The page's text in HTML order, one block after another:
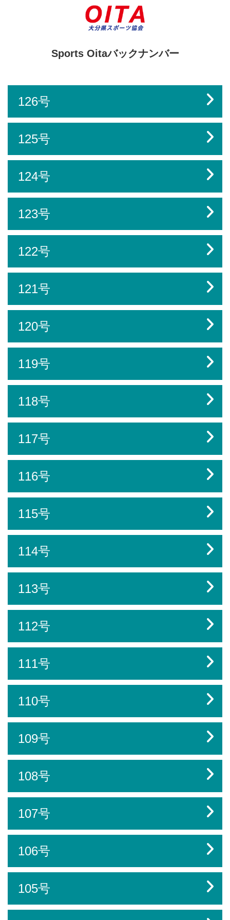
Sports Oitaバックナンバー
126号
125号
124号
123号
122号
121号
120号
119号
118号
117号
116号
115号
114号
113号
112号
111号
110号
109号
108号
107号
106号
105号